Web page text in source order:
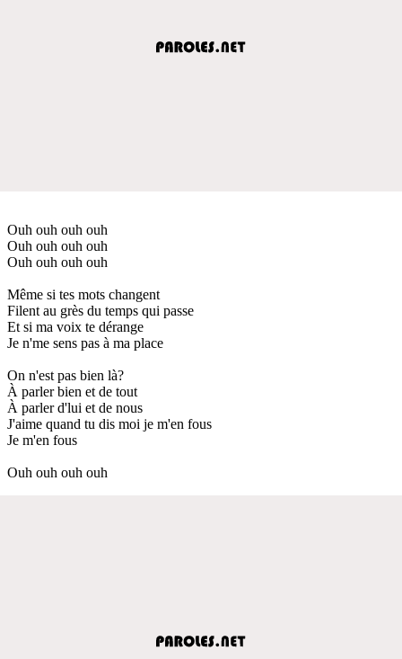
Ouh ouh ouh ouh
Ouh ouh ouh ouh
Ouh ouh ouh ouh
Même si tes mots changent
Filent au grès du temps qui passe
Et si ma voix te dérange
Je n'me sens pas à ma place
On n'est pas bien là?
À parler bien et de tout
À parler d'lui et de nous
J'aime quand tu dis moi je m'en fous
Je m'en fous
Ouh ouh ouh ouh